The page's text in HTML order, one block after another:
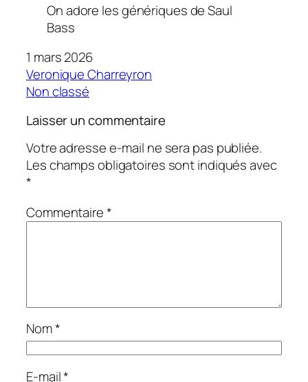
On adore les génériques de Saul
Bass
1 mars 2026
Veronique Charreyron
Non classé
Laisser un commentaire
Votre adresse e-mail ne sera pas publiée.
Les champs obligatoires sont indiqués avec
*
Commentaire*
Nom*
E-mail*